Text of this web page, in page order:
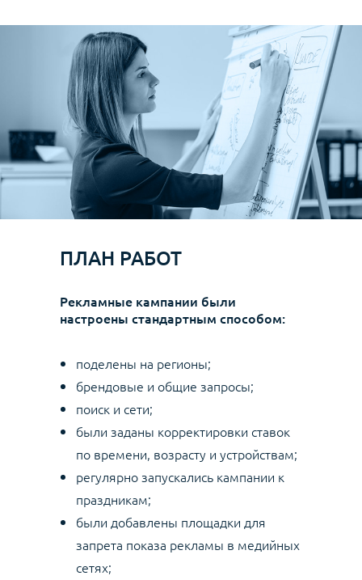
ПЛАН РАБОТ
Рекламные кампании были
настроены стандартным способом:
поделены на регионы;
брендовые и общие запросы;
поиск и сети;
были заданы корректировки ставок
по времени, возрасту и устройствам;
регулярно запускались кампании к
праздникам;
были добавлены площадки для
запрета показа рекламы в медийных
сетях;